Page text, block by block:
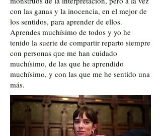
con las ganas y la inocencia, en el mejor de
los sentidos, para aprender de ellos.
Aprendes muchísimo de todos y yo he
tenido la suerte de compartir reparto siempre
con personas que me han cuidado
muchísimo, de las que he aprendido
muchísimo, y con las que me he sentido una
más.